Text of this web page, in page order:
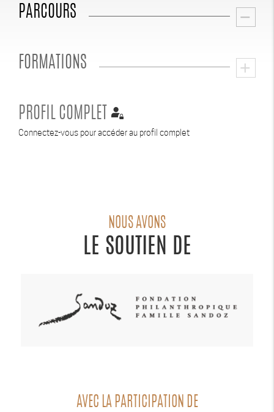
PARCOURS remove
FORMATIONS add
PROFIL COMPLET
Connectez-vous pour accéder au profil complet
NOUS AVONS
LE SOUTIEN DE
AVEC LA PARTICIPATION DE